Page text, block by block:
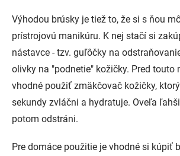
Výhodou brúsky je tiež to, že si s ňou
prístrojovú manikúru. K nej stačí si
nástavce - tzv. guľôčky na
olivky na "podnetie" kožičky. Pred touto
vhodné použiť zmäkčovač kožičky,
sekundy zvláčni a hydratuje. Oveľa
potom odstráni.
Pre domáce použitie je vhodné si kúpiť